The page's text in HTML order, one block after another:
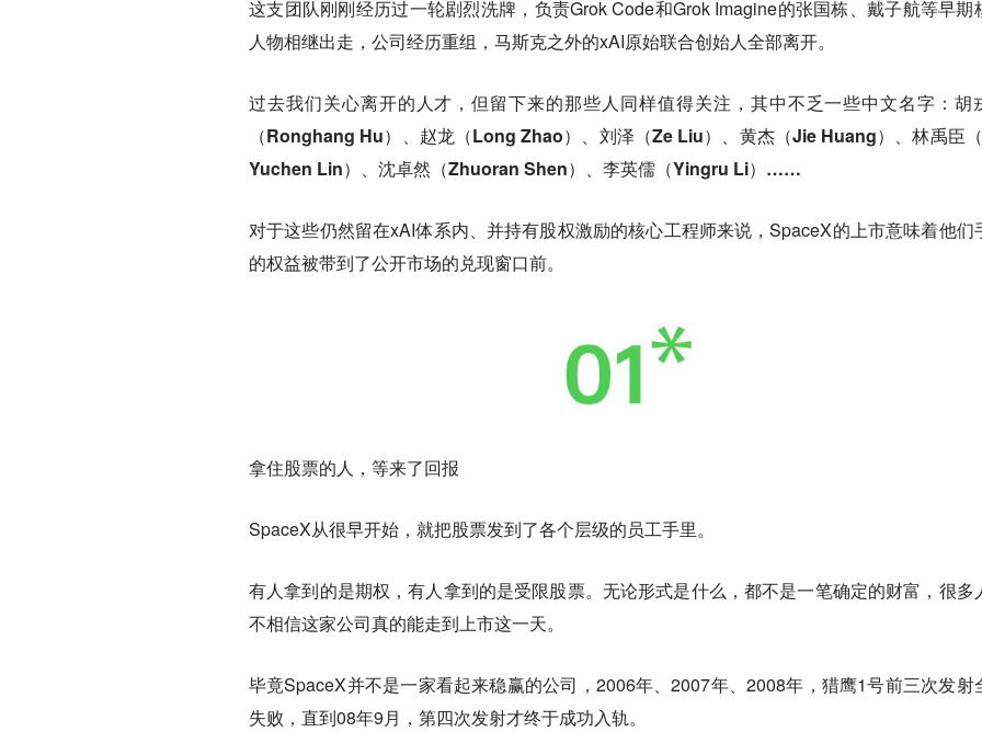
这支团队刚刚经历过一轮剧烈洗牌，负责Grok Code和Grok Imagine的张国栋、戴子航等早期
人物相继出走，公司经历重组，马斯克之外的xAI原始联合创始人全部离开。
过去我们关心离开的人才，但留下来的那些人同样值得关注，其中不乏一些中文名字：胡
（Ronghang Hu）、赵龙（Long Zhao）、刘泽（Ze Liu）、黄杰（Jie Huang）、林禹臣
Yuchen Lin）、沈卓然（Zhuoran Shen）、李英儒（Yingru Li）……
对于这些仍然留在xAI体系内、并持有股权激励的核心工程师来说，SpaceX的上市意味着他们
的权益被带到了公开市场的兑现窗口前。
拿住股票的人，等来了回报
SpaceX从很早开始，就把股票发到了各个层级的员工手里。
有人拿到的是期权，有人拿到的是受限股票。无论形式是什么，都不是一笔确定的财富，很多
不相信这家公司真的能走到上市这一天。
毕竟SpaceX并不是一家看起来稳赢的公司，2006年、2007年、2008年，猎鹰1号前三次发射
失败，直到08年9月，第四次发射才终于成功入轨。